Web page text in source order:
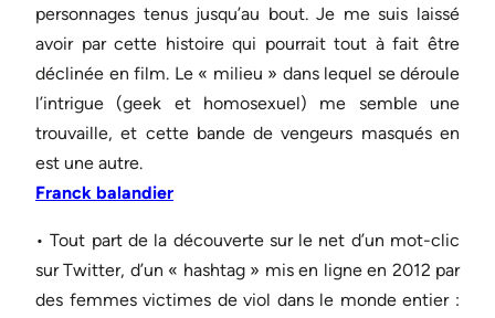
personnages tenus jusqu’au bout. Je me suis laissé
avoir par cette histoire qui pourrait tout à fait être
déclinée en film. Le « milieu » dans lequel se déroule
l’intrigue (geek et homosexuel) me semble une
trouvaille, et cette bande de vengeurs masqués en
est une autre.
Franck balandier
• Tout part de la découverte sur le net d’un mot-clic
sur Twitter, d’un « hashtag » mis en ligne en 2012 par
des femmes victimes de viol dans le monde entier :